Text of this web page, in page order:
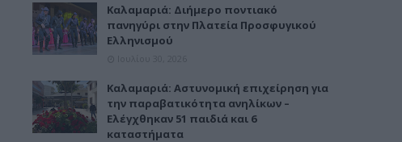
Καλαμαριά: Διήμερο ποντιακό
πανηγύρι στην Πλατεία Προσφυγικού
Ελληνισμού
Καλαμαριά: Αστυνομική επιχείρηση για
την παραβατικότητα ανηλίκων –
Ελέγχθηκαν 51 παιδιά και 6
καταστήματα